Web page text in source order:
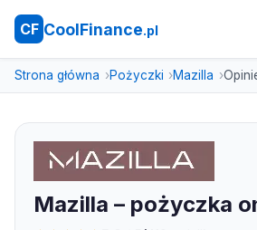
CF CoolFinance.pl
Strona główna Pożyczki Mazilla
Mazilla – pożyczka